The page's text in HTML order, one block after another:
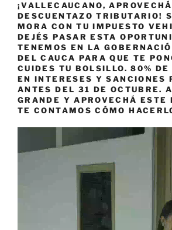
¡VALLECAUCANO,
DESCUENTAZO TRIBUTARIO!
MORA CON TU IMPUESTO
DEJÉS PASAR ESTA
TENEMOS EN LA
DEL CAUCA PARA QUE TE
CUIDES TU BOLSILLO. 80% DE
EN INTERESES Y SANCIONES
ANTES DEL 31 DE OCTUBRE.
GRANDE Y APROVECHÁ ESTE
TE CONTAMOS CÓMO